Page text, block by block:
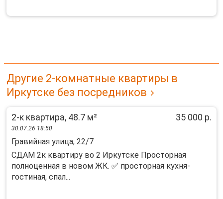
Другие 2-комнатные квартиры в
Иркутске без посредников
2-к квартира, 48.7 м² 35 000 р.
30.07.26 18:50
Гравийная улица, 22/7
СДАМ 2к квартиру во 2 Иркутске Просторная
полноценная в новом ЖК. ✅ просторная кухня-
гостиная, спал...